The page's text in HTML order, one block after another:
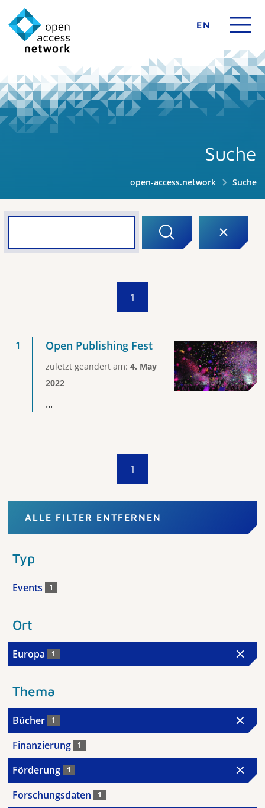
EN
Suche
open-access.network Suche
1
Open Publishing Fest
zuletzt geändert am: 4. May
2022
...
1
ALLE FILTER ENTFERNEN
Typ
Events 1
Ort
Europa 1
Thema
Bücher 1
Finanzierung 1
Förderung 1
Forschungsdaten 1